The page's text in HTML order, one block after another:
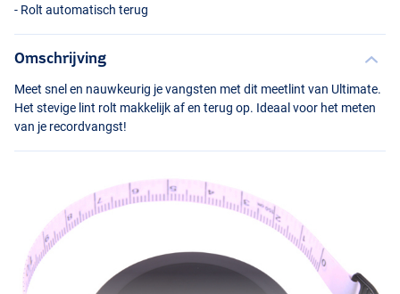
- Rolt automatisch terug
Omschrijving
Meet snel en nauwkeurig je vangsten met dit meetlint van Ultimate.
Het stevige lint rolt makkelijk af en terug op. Ideaal voor het meten
van je recordvangst!